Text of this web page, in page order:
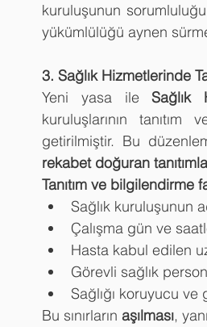
kuruluşunun
yükümlülüğü aynen
3. Sağlık Hizmetlerinde
Yeni yasa ile Sağlık
kuruluşlarının
getirilmiştir. Bu
rekabet doğuran
Tanıtım ve bilgilendirme
Sağlık kuruluşunun
Çalışma gün ve
Hasta kabul edilen
Görevli sağlık
Sağlığı koruyucu ve
Bu sınırların aşılması,